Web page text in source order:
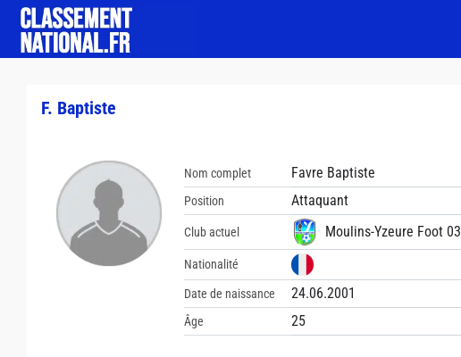
F. Baptiste
Nom complet Favre Baptiste
Position Attaquant
Club actuel Moulins-Yzeure Foot 03
Nationalité
Date de naissance 24.06.2001
Âge 25